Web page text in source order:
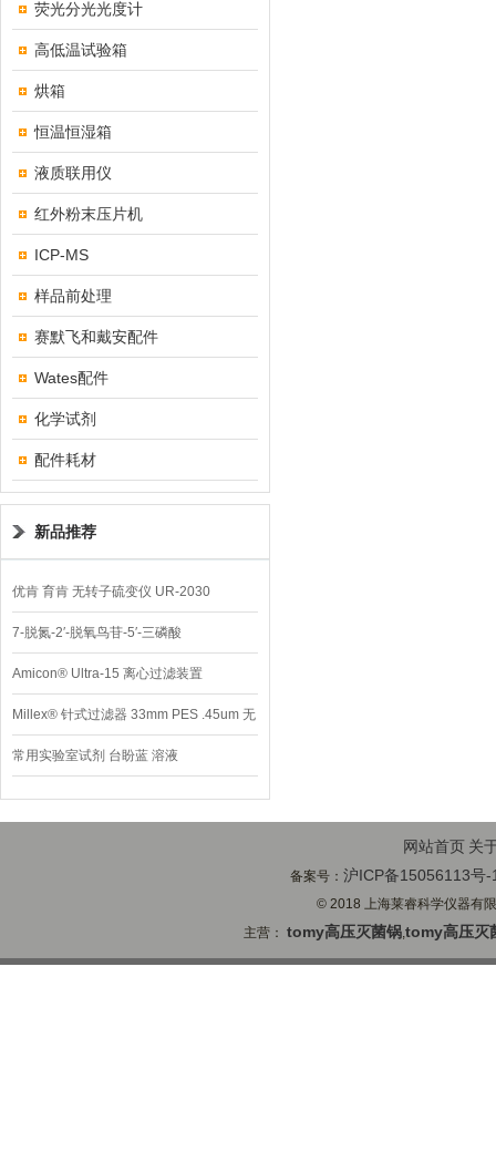
荧光分光光度计
高低温试验箱
烘箱
恒温恒湿箱
液质联用仪
红外粉末压片机
ICP-MS
样品前处理
赛默飞和戴安配件
Wates配件
化学试剂
配件耗材
新品推荐
优肯 育肯 无转子硫变仪 UR-2030
7-脱氮-2′-脱氧鸟苷-5′-三磷酸
Amicon® Ultra-15 离心过滤装置
Millex® 针式过滤器 33mm PES .45um 无
菌
常用实验室试剂 台盼蓝 溶液
网站首页 关
备案号：沪ICP备15056113号-
© 2018 上海莱睿科学仪器有
主营：tomy高压灭菌锅,tomy高压灭